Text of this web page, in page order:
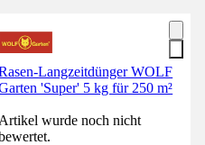
Langzeitdünger WOLF
'Super' 5 kg für 250 m²
Artikel wurde noch nicht